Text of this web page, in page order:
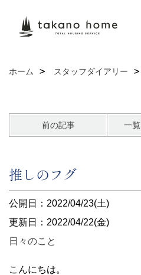
ホーム スタッフダイアリー
前の記事 一覧
推しのフグ
公開日：2022/04/23(土)
更新日：2022/04/22(金)
日々のこと
こんにちは。